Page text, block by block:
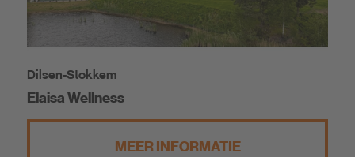
Dilsen-Stokkem
Elaisa Wellness
MEER INFORMATIE